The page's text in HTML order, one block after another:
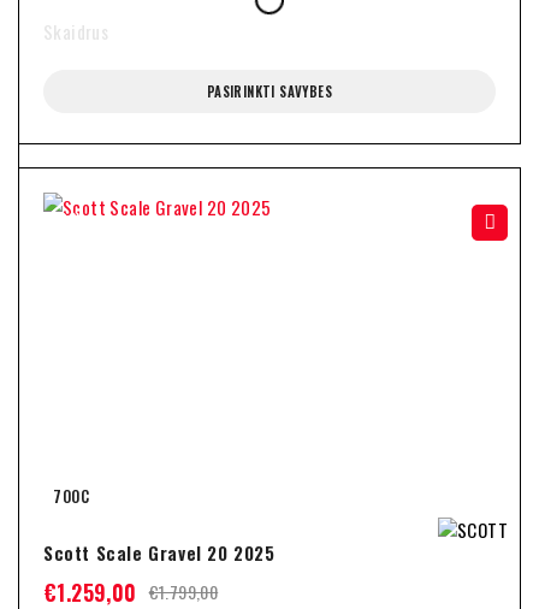
Skaidrus
PASIRINKTI SAVYBES
-30%
700C
Scott Scale Gravel 20 2025
€1.799,00
€1.259,00